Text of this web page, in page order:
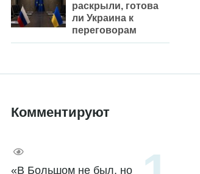
раскрыли, готова
ли Украина к
переговорам
Комментируют
«В Большом не был, но